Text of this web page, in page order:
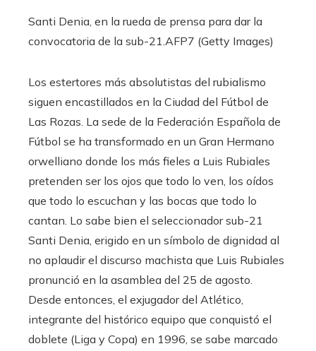
Santi Denia, en la rueda de prensa para dar la
convocatoria de la sub-21.AFP7 (Getty Images)
Los estertores más absolutistas del rubialismo
siguen encastillados en la Ciudad del Fútbol de
Las Rozas. La sede de la Federación Española de
Fútbol se ha transformado en un Gran Hermano
orwelliano donde los más fieles a Luis Rubiales
pretenden ser los ojos que todo lo ven, los oídos
que todo lo escuchan y las bocas que todo lo
cantan. Lo sabe bien el seleccionador sub-21
Santi Denia, erigido en un símbolo de dignidad al
no aplaudir el discurso machista que Luis Rubiales
pronunció en la asamblea del 25 de agosto.
Desde entonces, el exjugador del Atlético,
integrante del histórico equipo que conquistó el
doblete (Liga y Copa) en 1996, se sabe marcado